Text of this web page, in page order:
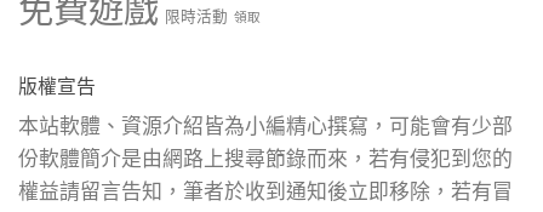
免費遊戲 限時活動 領取
版權宣告
本站軟體、資源介紹皆為小編精心撰寫，可能會有少部
份軟體簡介是由網路上搜尋節錄而來，若有侵犯到您的
權益請留言告知，筆者於收到通知後立即移除，若有冒